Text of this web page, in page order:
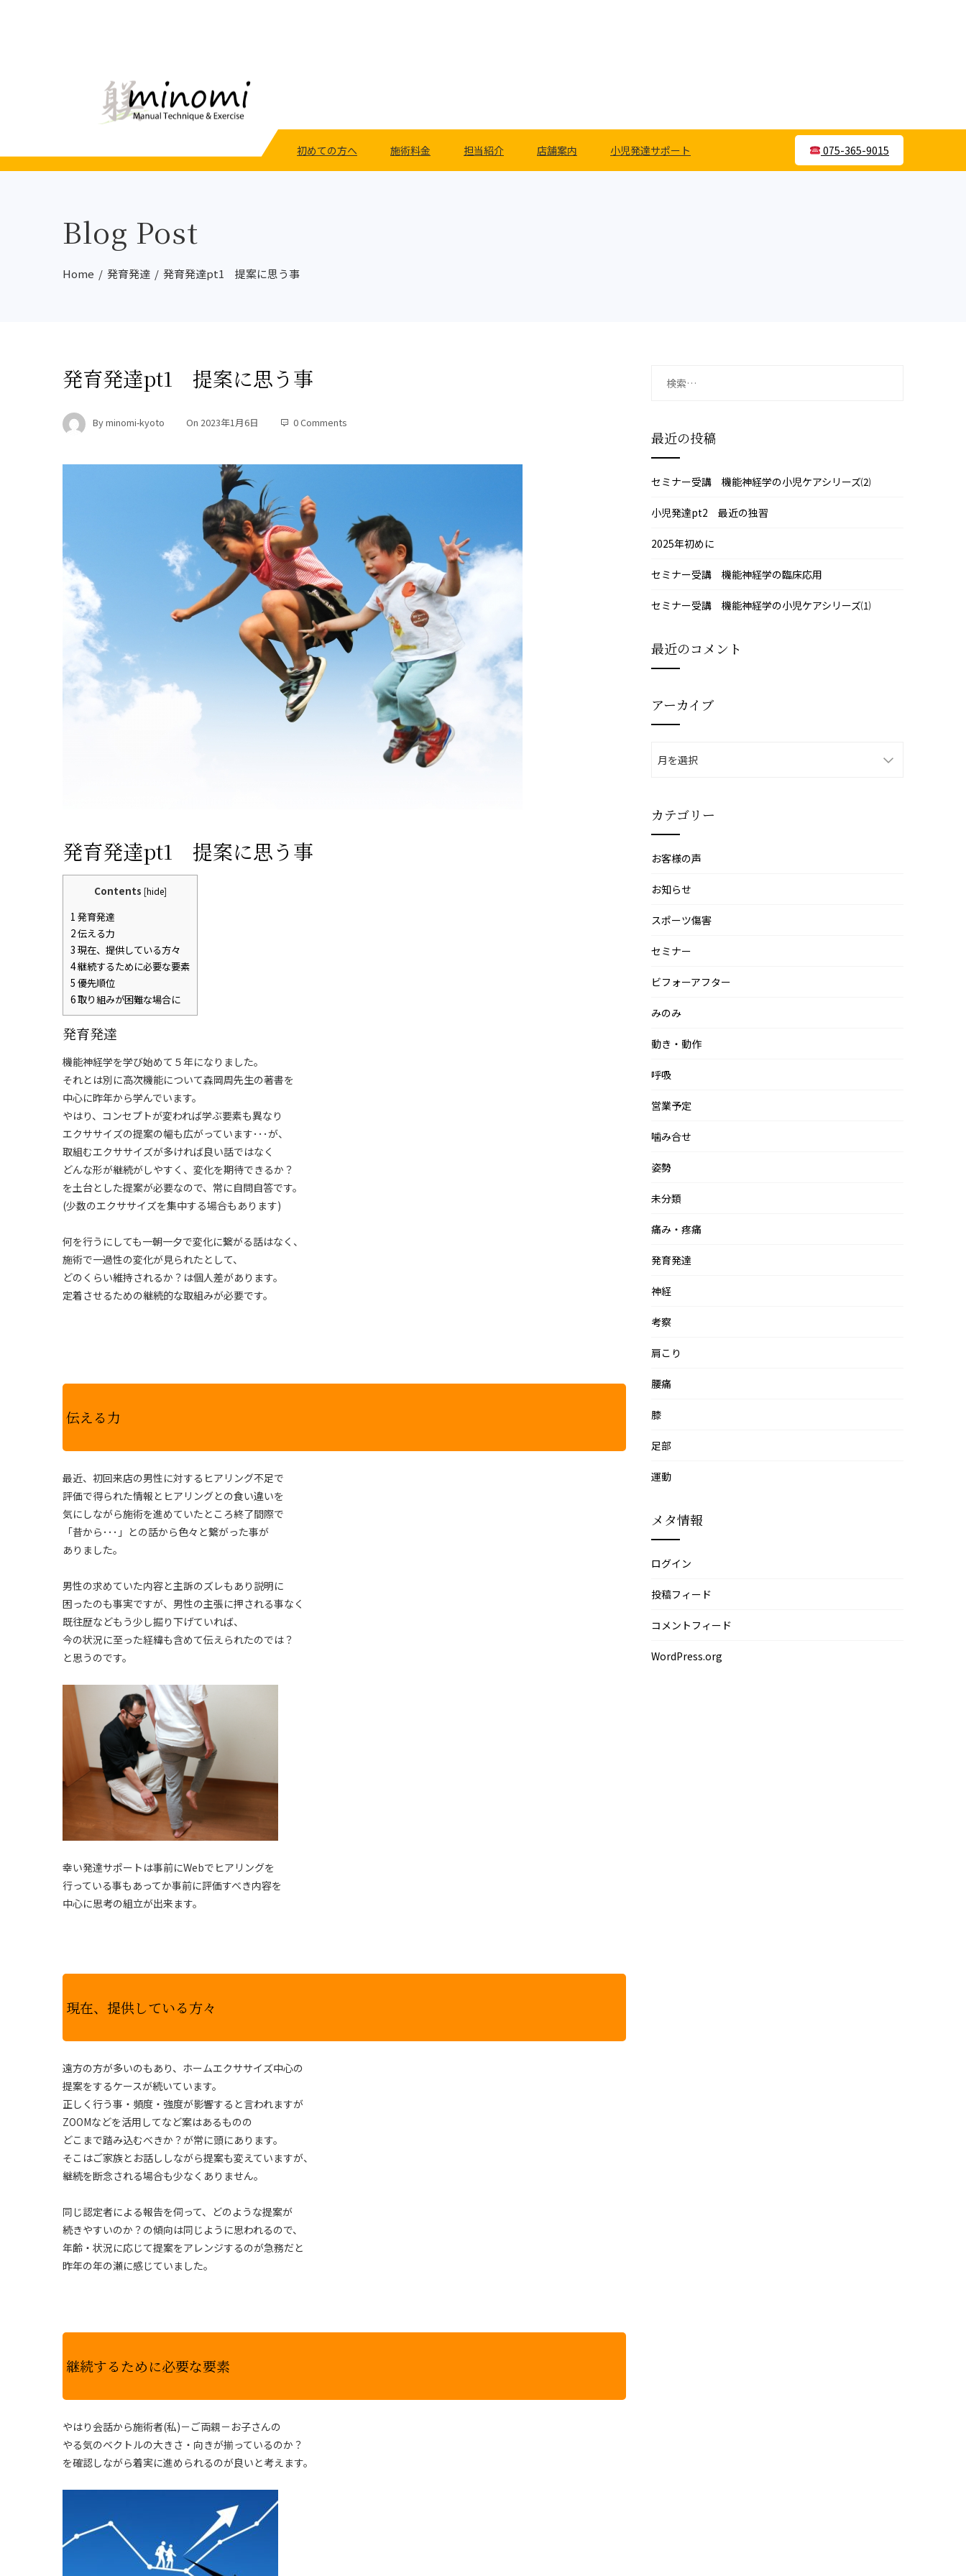
初めての方へ 施術料金 担当紹介 店舗案内 小児発達サポート 075-365-9015
Blog Post
Home 発育発達 発育発達pt1 提案に思う事
発育発達pt1 提案に思う事
Byminomi-kyoto On 2023年1月6日 0 Comments
発育発達pt1 提案に思う事
Contents [hide]
1 発育発達
2伝える力
3 現在、提供している方々
4継続するために必要な要素
5 優先順位
6取り組みが困難な場合に
発育発達
機能神経学を学び始めて５年になりました。
それとは別に高次機能について森岡周先生の著書を
中心に昨年から学んでいます。
やはり、コンセプトが変われば学ぶ要素も異なり
エクササイズの提案の幅も広がっています･･･が、
取組むエクササイズが多ければ良い話ではなく
どんな形が継続がしやすく、変化を期待できるか？
を土台とした提案が必要なので、常に自問自答です。
(少数のエクササイズを集中する場合もあります)
何を行うにしても一朝一夕で変化に繋がる話はなく、
施術で一過性の変化が見られたとして、
どのくらい維持されるか？は個人差があります。
定着させるための継続的な取組みが必要です。
伝える力
最近、初回来店の男性に対するヒアリング不足で
評価で得られた情報とヒアリングとの食い違いを
気にしながら施術を進めていたところ終了間際で
「昔から･･･」との話から色々と繋がった事が
ありました。
男性の求めていた内容と主訴のズレもあり説明に
困ったのも事実ですが、男性の主張に押される事なく
既往歴などもう少し掘り下げていれば、
今の状況に至った経緯も含めて伝えられたのでは？
と思うのです。
幸い発達サポートは事前にWebでヒアリングを
行っている事もあってか事前に評価すべき内容を
中心に思考の組立が出来ます。
現在、提供している方々
遠方の方が多いのもあり、ホームエクササイズ中心の
提案をするケースが続いています。
正しく行う事・頻度・強度が影響すると言われますが
ZOOMなどを活用してなど案はあるものの
どこまで踏み込むべきか？が常に頭にあります。
そこはご家族とお話ししながら提案も変えていますが、
継続を断念される場合も少なくありません。
同じ認定者による報告を伺って、どのような提案が
続きやすいのか？の傾向は同じように思われるので、
年齢・状況に応じて提案をアレンジするのが急務だと
昨年の年の瀬に感じていました。
継続するために必要な要素
やはり会話から施術者(私)－ご両親－お子さんの
やる気のベクトルの大きさ・向きが揃っているのか？
を確認しながら着実に進められるのが良いと考えます。
最近の投稿
セミナー受講 機能神経学の小児ケアシリーズ⑵
小児発達pt2 最近の独習
2025年初めに
セミナー受講 機能神経学の臨床応用
セミナー受講 機能神経学の小児ケアシリーズ⑴
最近のコメント
アーカイブ
ー
ブ
カテゴリー
お客様の声
お知らせ
スポーツ傷害
セミナー
ビフォーアフター
みのみ
動き・動作
呼吸
営業予定
噛み合せ
姿勢
未分類
痛み・疼痛
発育発達
神経
考察
肩こり
腰痛
膝
足部
運動
メタ情報
ログイン
投稿フィード
コメントフィード
WordPress.org